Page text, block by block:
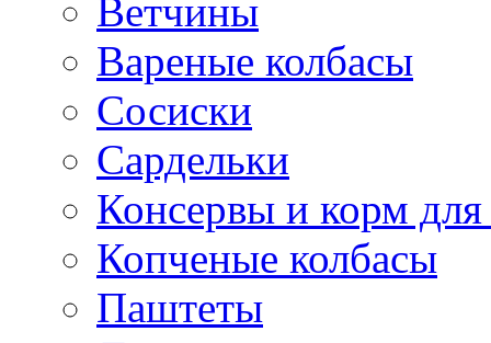
Ветчины
Вареные колбасы
Сосиски
Сардельки
Консервы и корм
Копченые колбасы
Паштеты